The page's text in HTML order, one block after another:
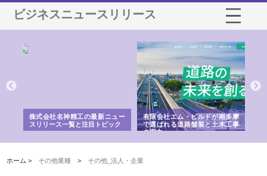
ビジネスニュースリリース
ルドが南多摩
装と土木工事
有限会社松幸商店が手がける織
ネームと下げ札の製造技術
北海道軽金属株式会社がス
フライとテーパーブロック
用ページを新設
ホーム > その他業種 > その他_法人・企業